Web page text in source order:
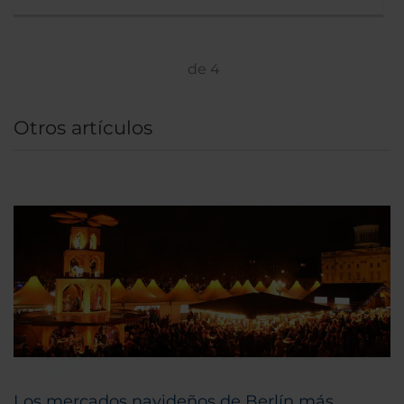
de 4
Otros artículos